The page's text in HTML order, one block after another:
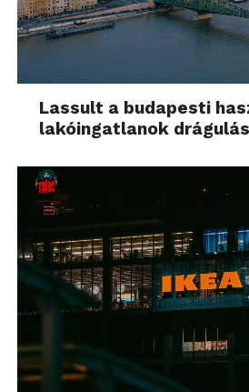
Lassult a budapesti
lakóingatlanok